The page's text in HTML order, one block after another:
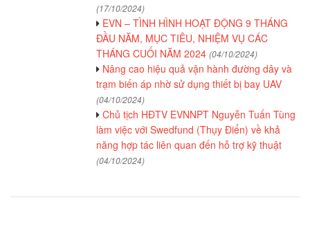
(17/10/2024)
EVN – TÌNH HÌNH HOẠT ĐỘNG 9 THÁNG
ĐẦU NĂM, MỤC TIÊU, NHIỆM VỤ CÁC
THÁNG CUỐI NĂM 2024 (04/10/2024)
Nâng cao hiệu quả vận hành đường dây và
trạm biến áp nhờ sử dụng thiết bị bay UAV
(04/10/2024)
Chủ tịch HĐTV EVNNPT Nguyễn Tuấn Tùng
làm việc với Swedfund (Thụy Điển) về khả
năng hợp tác liên quan đến hỗ trợ kỹ thuật
(04/10/2024)